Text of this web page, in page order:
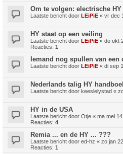
Om te volgen: electrische HY
Laatste bericht door LEiPiE « vr dec
HY staat op een veiling
Laatste bericht door LEiPiE « do okt
Reacties: 1
Iemand nog spullen van een
Laatste bericht door LEiPiE « di sep
Nederlands talig HY
Laatste bericht door keeslelystad «
HY in de USA
Laatste bericht door Otje « ma mei
Reacties: 4
Remia ... en de HY ... ???
Laatste bericht door ed-hz « zo jan
Reacties: 1